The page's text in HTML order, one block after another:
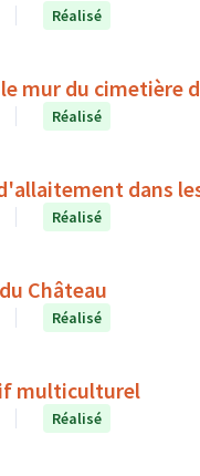
Réalisé
mur du cimetière
Réalisé
dans
Réalisé
Château
Réalisé
multiculturel
Réalisé